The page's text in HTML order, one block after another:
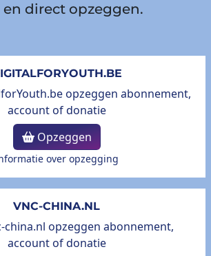
en direct opzeggen.
Opzeggen
over opzegging
VNC-CHINA.NL